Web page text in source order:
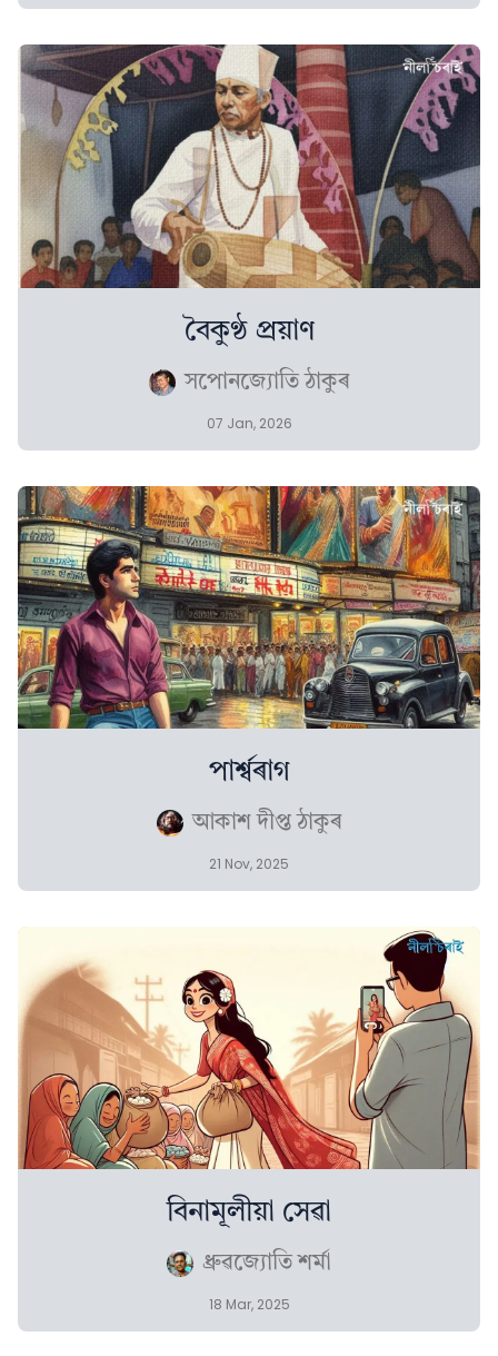
বৈকুণ্ঠ প্ৰয়াণ
সপোনজ্যোতি ঠাকুৰ
07 Jan, 2026
পাৰ্শ্বৰাগ
আকাশ দীপ্ত ঠাকুৰ
21 Nov, 2025
বিনামূলীয়া সেৱা
ধ্ৰুৱজ্যোতি শৰ্মা
18 Mar, 2025